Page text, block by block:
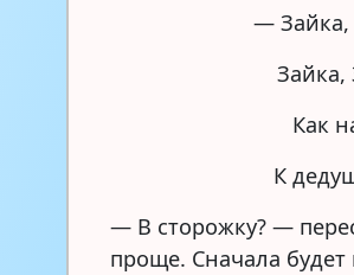
— Зайка,
Зайка,
Как
К
— В сторожку? —
проще. Сначала будет